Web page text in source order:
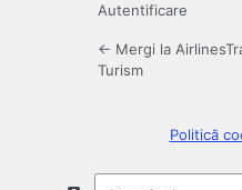
Autentificare
← Mergi la
Turism
Politică